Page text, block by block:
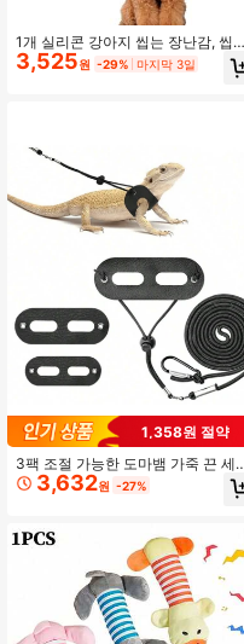
1개 실리콘 강아지 씹는 장난감, 씹을
수 있는 리모컨, 부드러운 치아 건강
유익, 이갈이 및 치아 세척, 강아지와
3,525원 -29% 마지막 3일
1,358원 절약
3팩 조절 가능한 도마뱀 가죽 끈 세
- 수염 드래곤, 카멜레온 및 야외 산
용 소형 파충류 하네스 (S/M/L)
3,632원 -27%